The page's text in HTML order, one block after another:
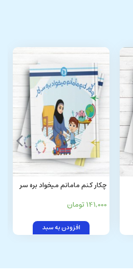
چکار کنم مامانم میخواد بره سر
141,000 تومان
افزودن به سبد